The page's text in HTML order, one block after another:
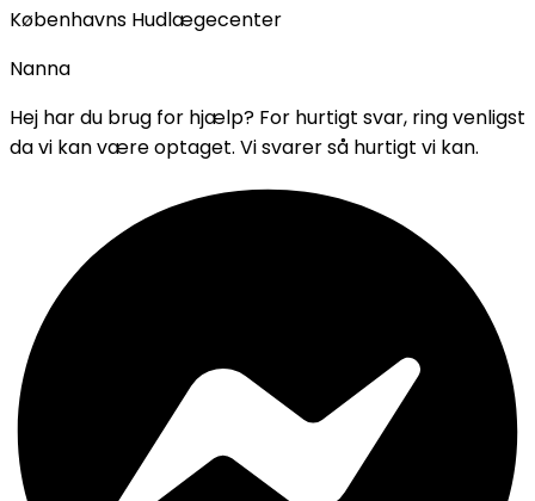
Københavns Hudlægecenter
Nanna
Hej har du brug for hjælp? For hurtigt svar, ring venligst
da vi kan være optaget. Vi svarer så hurtigt vi kan.